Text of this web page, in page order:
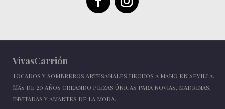
VivasCarrión
Tocados y sombreros artesanales hechos a mano en Sevilla.
Más de 20 años creando piezas únicas para novias, madrinas,
invitadas y amantes de la moda.